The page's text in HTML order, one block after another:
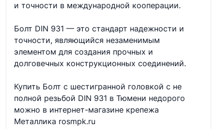
и точности в международной кооперации.
Болт DIN 931 — это стандарт надежности и
точности, являющийся незаменимым
элементом для создания прочных и
долговечных конструкционных соединений.
Купить Болт с шестигранной головкой с не
полной резьбой DIN 931 в Тюмени недорого
можно в интернет-магазине крепежа
Металлика rosmpk.ru